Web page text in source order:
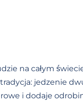
na całym
jedzenie
i dodaje